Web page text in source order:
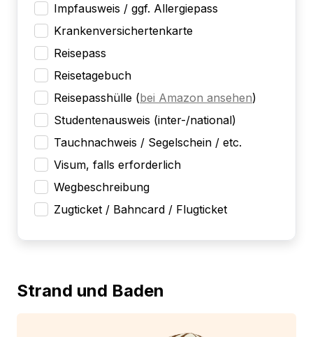
Impfausweis / ggf. Allergiepass
Krankenversichertenkarte
Reisepass
Reisetagebuch
Reisepasshülle (bei Amazon ansehen)
Studentenausweis (inter-/national)
Tauchnachweis / Segelschein / etc.
Visum, falls erforderlich
Wegbeschreibung
Zugticket / Bahncard / Flugticket
Strand und Baden